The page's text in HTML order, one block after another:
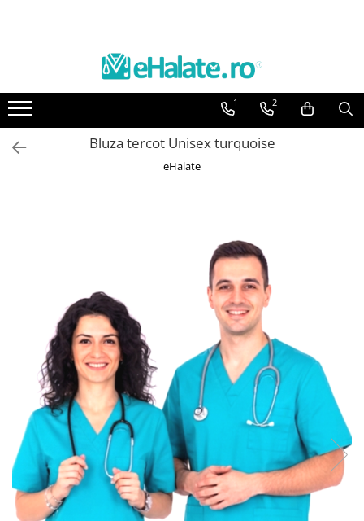
Toate Produsele
Bluze Unisex
Pantaloni Unisex
Costume Unisex
Halate Bianca
Bluze Maria
Halate medicale femei
Halate medicale barbati
Halate medicale P2 cu fluturas
Halate medicale cu nasturi
Halate medicale cu fermoar
Halate medicale polar - unisex
Halate medicale albe
1 2
Bluza tercot Unisex turquoise
eHalate